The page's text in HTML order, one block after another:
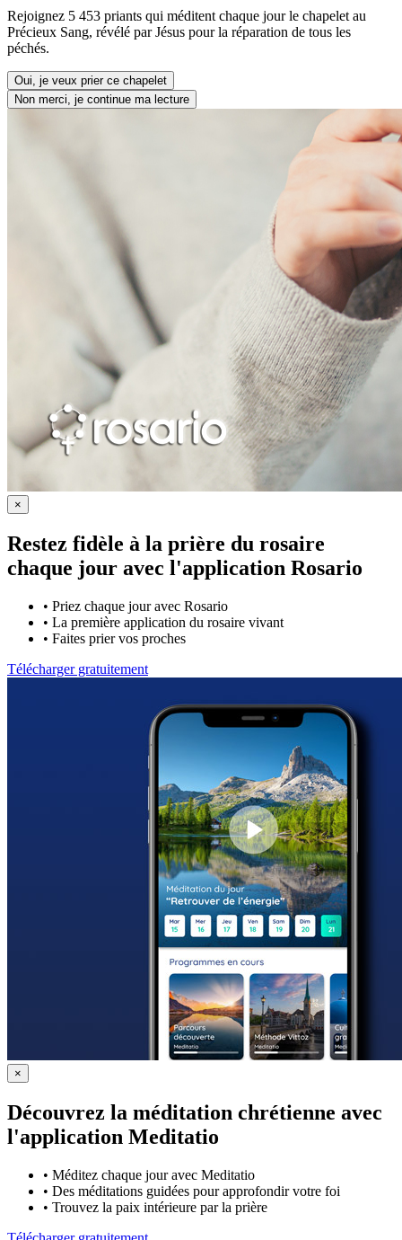
Rejoignez 5 453 priants qui méditent chaque jour le chapelet au
Précieux Sang, révélé par Jésus pour la réparation de tous les
péchés.
Oui, je veux prier ce chapelet
Non merci, je continue ma lecture
×
Restez fidèle à la prière du rosaire
chaque jour avec l'application Rosario
• Priez chaque jour avec Rosario
• La première application du rosaire vivant
• Faites prier vos proches
Télécharger gratuitement
×
Découvrez la méditation chrétienne avec
l'application Meditatio
• Méditez chaque jour avec Meditatio
• Des méditations guidées pour approfondir votre foi
• Trouvez la paix intérieure par la prière